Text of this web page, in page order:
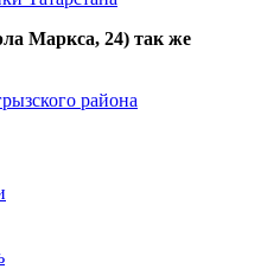
Маркса, 24) так же
района